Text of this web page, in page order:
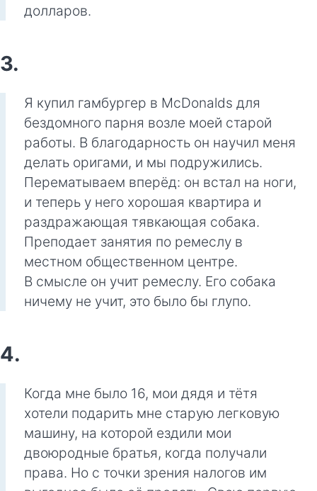
долларов.
3.
Я купил гамбургер в McDonalds для
бездомного парня возле моей старой
работы. В благодарность он научил меня
делать оригами, и мы подружились.
Перематываем вперёд: он встал на ноги,
и теперь у него хорошая квартира и
раздражающая тявкающая собака.
Преподает занятия по ремеслу в
местном общественном центре.
В смысле он учит ремеслу. Его собака
ничему не учит, это было бы глупо.
4.
Когда мне было 16, мои дядя и тётя
хотели подарить мне старую легковую
машину, на которой ездили мои
двоюродные братья, когда получали
права. Но с точки зрения налогов им